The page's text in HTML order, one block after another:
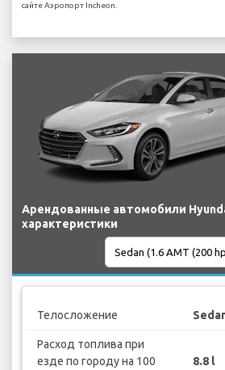
сайте Аэропорт Incheon.
Арендованные автомобили
характеристики
Телосложение
Расход топлива при
езде по городу на 100
8.8 l